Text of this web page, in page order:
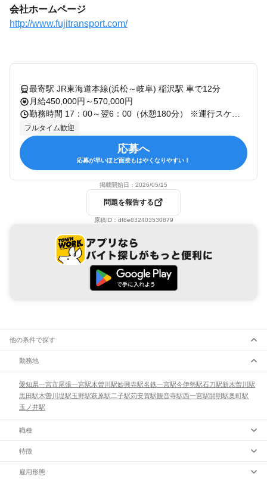
会社ホームページ
http://www.fujitransport.com/
最寄駅 JR東海道本線(浜松～岐阜) 稲沢駅 車で12分
月給450,000円～570,000円
フルタイム歓迎
応募へ
応募が早いほど面接もはやくなりやすい！
掲載開始日： 2026/05/15
問題を報告する
原稿ID： df8e832403530879
他の条件で探す
勤務地
愛知県一宮市尾張一宮駅木曽川駅妙興寺駅名鉄一宮駅今伊勢駅石刀駅新木曽川駅
黒田駅木曽川堤駅玉野駅萩原駅二子駅苅安賀駅観音寺駅西一宮駅開明駅奥町駅
玉ノ井駅
職種
特徴
雇用形態